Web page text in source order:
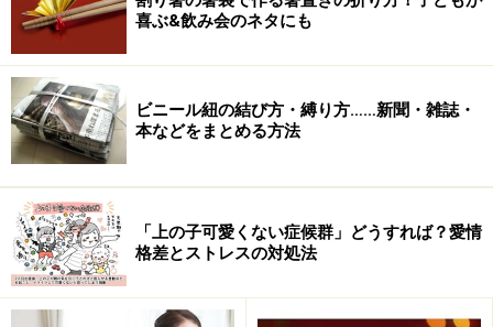
ボタンを押したくなってしまったりします。インジケー
ターがあることで、待てる時間が長くなる効果がありま
す。
喜ぶ&飲み会のネタにも
ビニール紐の結び方・縛り方……新聞・雑誌・
本などをまとめる方法
「上の子可愛くない症候群」どうすれば？愛情
格差とストレスの対処法